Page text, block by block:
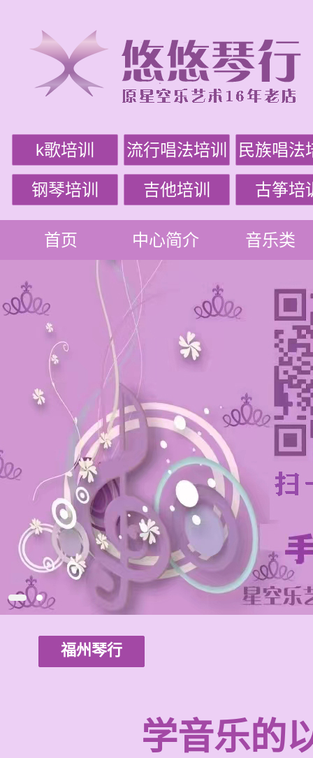
k歌培训 流行唱法培训 民族唱法
钢琴培训 吉他培训 古筝培
首页 中心简介 音乐类
福州琴行
学音乐的